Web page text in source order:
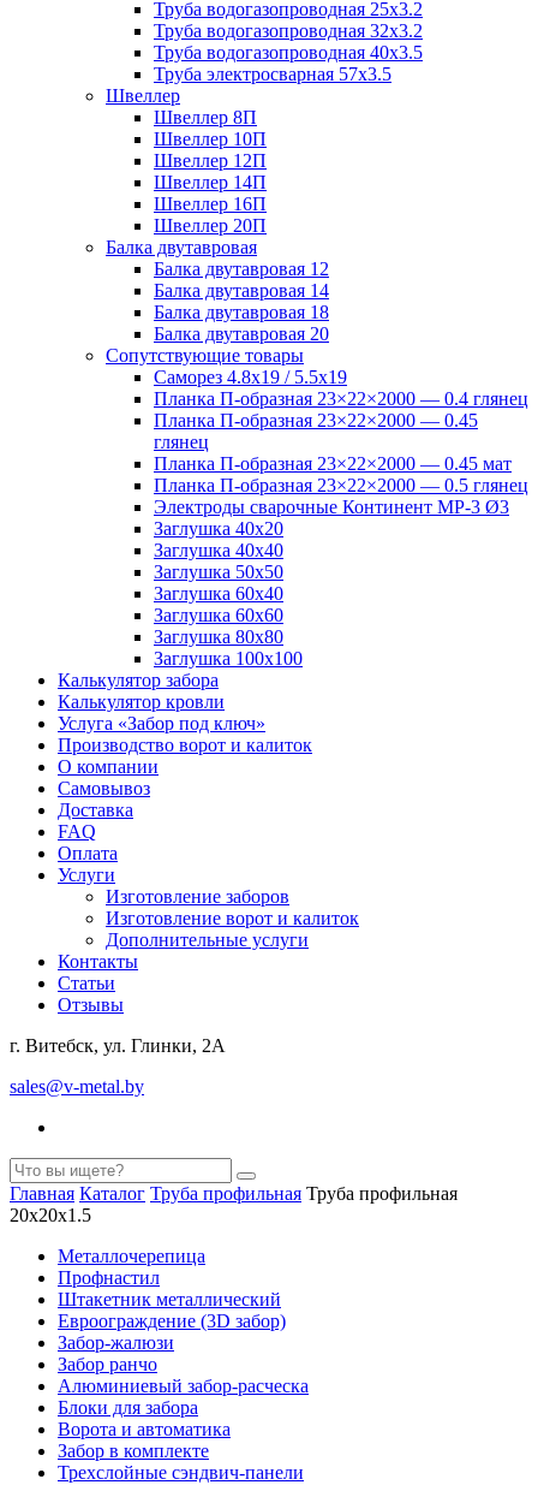
Труба водогазопроводная 25х3.2
Труба водогазопроводная 32х3.2
Труба водогазопроводная 40х3.5
Труба электросварная 57х3.5
Швеллер
Швеллер 8П
Швеллер 10П
Швеллер 12П
Швеллер 14П
Швеллер 16П
Швеллер 20П
Балка двутавровая
Балка двутавровая 12
Балка двутавровая 14
Балка двутавровая 18
Балка двутавровая 20
Сопутствующие товары
Саморез 4.8х19 / 5.5х19
Планка П-образная 23×22×2000 — 0.4 глянец
Планка П-образная 23×22×2000 — 0.45
глянец
Планка П-образная 23×22×2000 — 0.45 мат
Планка П-образная 23×22×2000 — 0.5 глянец
Электроды сварочные Континент МР-3 Ø3
Заглушка 40х20
Заглушка 40х40
Заглушка 50х50
Заглушка 60х40
Заглушка 60х60
Заглушка 80х80
Заглушка 100х100
Калькулятор забора
Калькулятор кровли
Услуга «Забор под ключ»
Производство ворот и калиток
О компании
Самовывоз
Доставка
FAQ
Оплата
Услуги
Изготовление заборов
Изготовление ворот и калиток
Дополнительные услуги
Контакты
Статьи
Отзывы
г. Витебск, ул. Глинки, 2А
sales@v-metal.by
Главная Каталог Труба профильная Труба профильная
20х20х1.5
Металлочерепица
Профнастил
Штакетник металлический
Евроограждение (3D забор)
Забор-жалюзи
Забор ранчо
Алюминиевый забор-расческа
Блоки для забора
Ворота и автоматика
Забор в комплекте
Трехслойные сэндвич-панели